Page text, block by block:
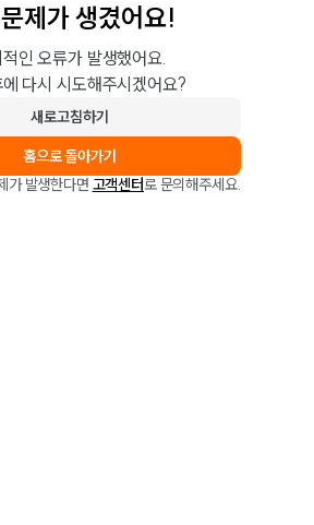
제가 생겼어요!
인 오류가 발생했어요.
다시 시도해주시겠어요?
새로고침하기
홈으로 돌아가기
가 발생한다면 고객센터로 문의해주세요.